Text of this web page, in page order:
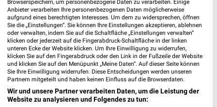
Browserspeichern, um personenbezogene Daten zu verarbeiten. Einige
Anbieter verarbeiten Ihre personenbezogenen Daten möglicherweise
aufgrund eines berechtigten Interesses. Um dem zu widersprechen, öffnen
Sie die „Einstellungen“. Sie können Ihre Einstellungen akzeptieren, ablehnen
oder verwalten, indem Sie auf die Schaltfläche „Einstellungen verwalten“
klicken oder jederzeit auf die Fingerabdruck-Schaltfläche in der linken
unteren Ecke der Website klicken. Um Ihre Einwilligung zu widerrufen,
klicken Sie auf den Fingerabdruck oder den Link in der Fußzeile der Website
und klicken Sie auf den Menüpunkt „Meine Daten“. Auf dieser Seite können
Sie Ihre Einwilligung widerrufen. Diese Entscheidungen werden unseren
Partnern mitgeteilt und haben keinen Einfluss auf die Browserdaten.
Wir und unsere Partner verarbeiten Daten, um die Leistung der
Website zu analysieren und Folgendes zu tun: